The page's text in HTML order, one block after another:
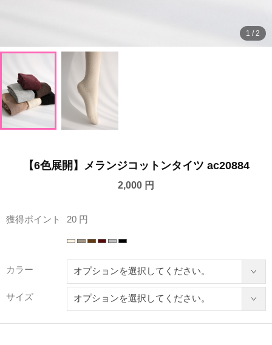
1 / 2
【6色展開】メランジコットンタイツ ac20884
2,000 円
獲得ポイント 20 円
カラー
サイズ